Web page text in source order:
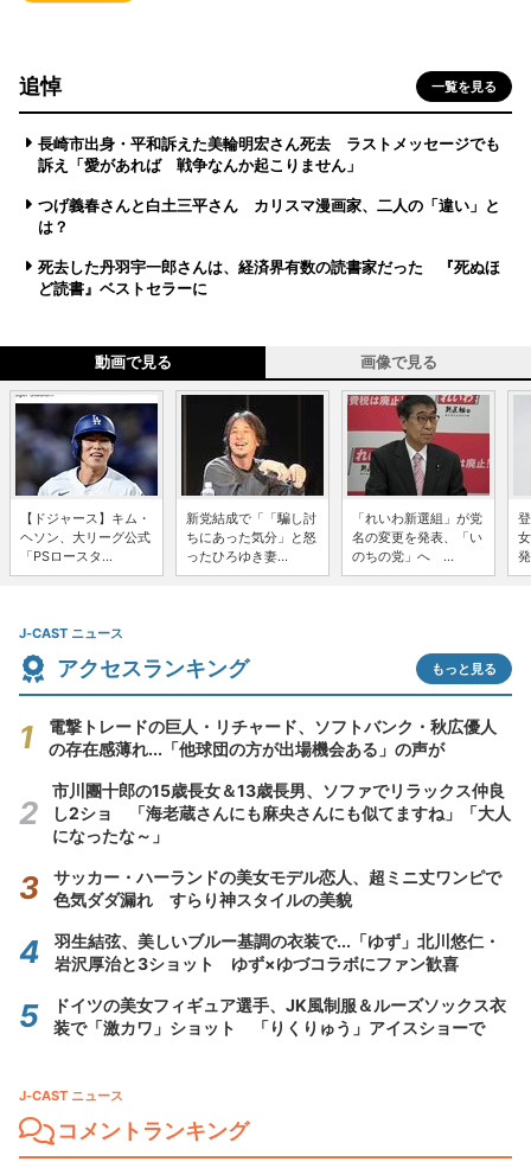
追悼 一覧を見る
長崎市出身・平和訴えた美輪明宏さん死去 ラストメッセージでも
訴え「愛があれば 戦争なんか起こりません」
つげ義春さんと白土三平さん カリスマ漫画家、二人の「違い」と
は？
死去した丹羽宇一郎さんは、経済界有数の読書家だった 『死ぬほ
ど読書』ベストセラーに
動画で見る 画像で見る
【ドジャース】キム・
ヘソン、大リーグ公式
「PSロースタ...
新党結成で「「騙し討
ちにあった気分」と怒
ったひろゆき妻...
「れいわ新選組」が党
名の変更を発表、「い
のちの党」へ ...
J-CAST ニュース
アクセスランキング もっと見る
電撃トレードの巨人・リチャード、ソフトバンク・秋広優人
の存在感薄れ...「他球団の方が出場機会ある」の声が
市川團十郎の15歳長女＆13歳長男、ソファでリラックス仲良
し2ショ 「海老蔵さんにも麻央さんにも似てますね」「大人
になったな～」
サッカー・ハーランドの美女モデル恋人、超ミニ丈ワンピで
色気ダダ漏れ すらり神スタイルの美貌
羽生結弦、美しいブルー基調の衣装で...「ゆず」北川悠仁・
岩沢厚治と3ショット ゆず×ゆづコラボにファン歓喜
ドイツの美女フィギュア選手、JK風制服＆ルーズソックス衣
装で「激カワ」ショット 「りくりゅう」アイスショーで
J-CAST ニュース
コメントランキング